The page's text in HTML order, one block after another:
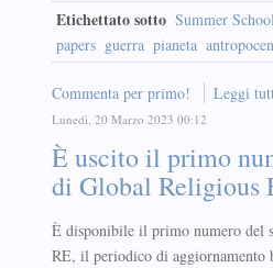
Etichettato sotto Summer
papers guerra pianeta
Commenta per primo! Leggi
Lunedì, 20 Marzo 2023 00:12
È uscito il primo
di Global Religious
È disponibile il primo numero del
RE, il periodico di aggiornamento